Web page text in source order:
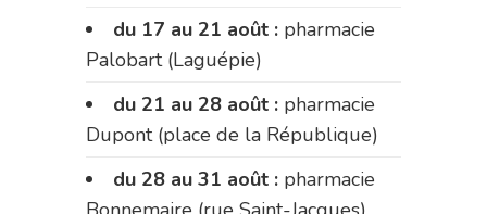
du 17 au 21 août : pharmacie
Palobart (Laguépie)
du 21 au 28 août : pharmacie
Dupont (place de la République)
du 28 au 31 août : pharmacie